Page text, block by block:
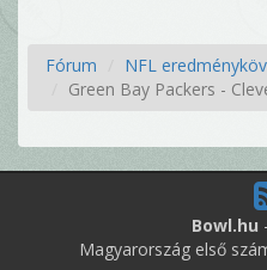
Fórum
NFL
Green Bay Packers -
Bowl.hu -
Magyarország első